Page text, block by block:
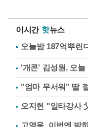
이시간 핫뉴스
'개콘' 김성원, 오
"엄마 무서워" 딸
오지헌 "일타강사